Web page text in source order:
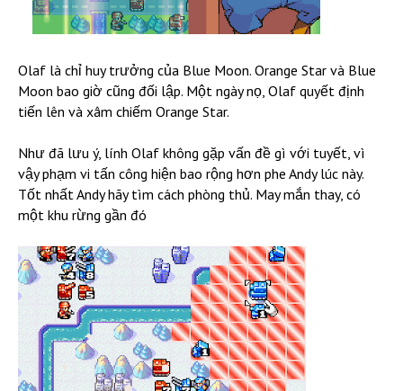
Olaf là chỉ huy trưởng của Blue Moon. Orange Star và Blue
Moon bao giờ cũng đối lập. Một ngày nọ, Olaf quyết định
tiến lên và xâm chiếm Orange Star.
Như đã lưu ý, lính Olaf không gặp vấn đề gì với tuyết, vì
vậy phạm vi tấn công hiện bao rộng hơn phe Andy lúc này.
Tốt nhất Andy hãy tìm cách phòng thủ. May mắn thay, có
một khu rừng gần đó